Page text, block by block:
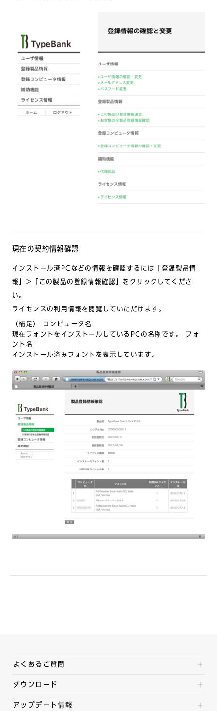
現在の契約情報確認
インストール済PCなどの情報を確認するには「登録製品情
報」>「この製品の登録情報確認」をクリックしてくださ
い。
ライセンスの利用情報を閲覧していただけます。
（補足） コンピュータ名
現在フォントをインストールしているPCの名称です。 フォ
ント名
インストール済みフォントを表示しています。
よくあるご質問
ダウンロード
アップデート情報